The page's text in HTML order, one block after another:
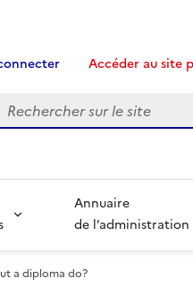
Accéder au site
Recherche
Annuaire
de l’administration
a diploma do?